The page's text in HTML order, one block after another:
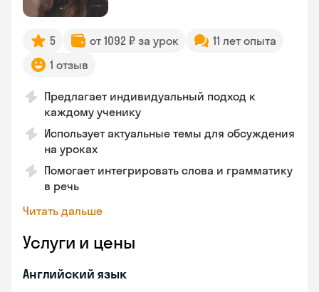
5 от 1092 ₽ за урок
11 лет опыта
1 отзыв
Предлагает индивидуальный подход к
каждому ученику
Использует актуальные темы для обсуждения
на уроках
Помогает интегрировать слова и грамматику
в речь
Читать дальше
Услуги и цены
Английский язык